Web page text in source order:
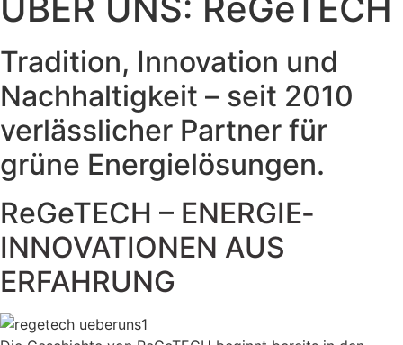
Tradition, Innovation und
Nachhaltigkeit – seit 2010
verlässlicher Partner für
grüne Energielösungen.
ReGeTECH – ENERGIE­
INNOVATIONEN AUS
ERFAHRUNG